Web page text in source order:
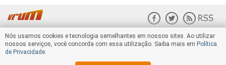
Nós usamos cookies e tecnologia semelhantes em nossos sites. Ao utilizar
nossos serviços, você concorda com essa utilização. Saiba mais em Política
de Privacidade.